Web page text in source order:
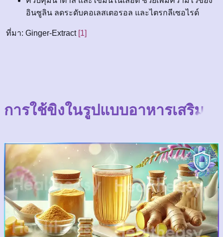
อินซูลิน ลดระดับคอเลสเตอรอล และไตรกลีเซอไรด์
ที่มา: Ginger-Extract [1]
การใช้ขิงในรูปแบบอาหารเสริม